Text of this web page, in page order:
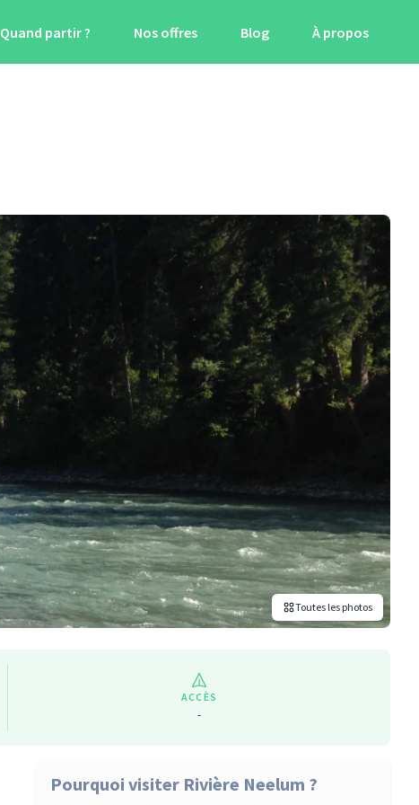
Quand partir ? Nos offres Blog À propos
Toutes les photos
ACCÈS
-
Pourquoi visiter Rivière Neelum ?